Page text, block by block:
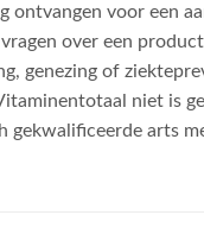
voor een
over een
genezing of
niet is
gekwalificeerde arts